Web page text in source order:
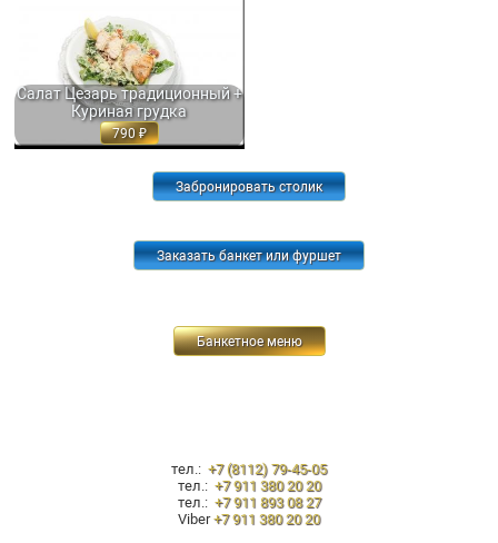
Салат Цезарь традиционный +
Куриная грудка
790
САЛАТ ЦЕЗАРЬ ТРАДИЦИОННЫЙ.
САЛАТНЫЕ ЛИСТЬЯ РОМЭЙН С...
150/50 ГР. 790
Забронировать столик
Заказать банкет или фуршет
Банкетное меню
тел.: +7 (8112) 79-45-05
тел.: +7 911 380 20 20
тел.: +7 911 893 08 27
Viber+7 911 380 20 20